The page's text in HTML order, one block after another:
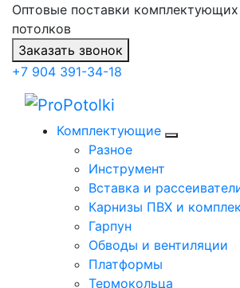
Оптовые поставки
потолков
Заказать звонок
+7 904 391-34-18
Комплектующие
Разное
Инструмент
Вставка и
Карнизы ПВХ и
Гарпун
Обводы и вентиляции
Платформы
Термокольца